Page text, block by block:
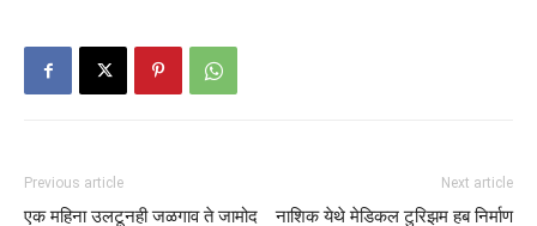
Previous article
एक महिना उलटूनही जळगाव ते जामोद
Next article
नाशिक येथे मेडिकल टुरिझम हब निर्माण